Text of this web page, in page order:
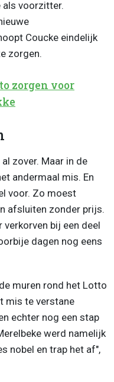
als voorzitter.
Coucke eindelijk
zorgen.
zorgen voor
zover. Maar in de
andermaal mis. En
voor. Zo moest
afsluiten zonder prijs.
bij een deel
dagen nog eens
muren rond het Lotto
mis te verstane
echter nog een stap
werd namelijk
nobel en trap het af",